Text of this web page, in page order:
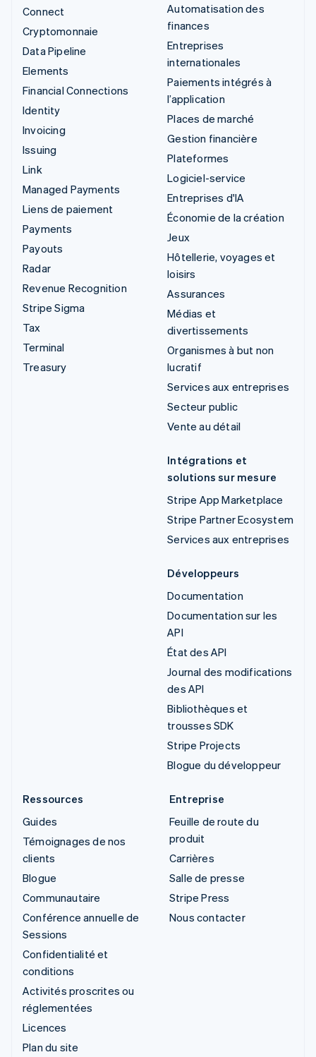
Connect
Cryptomonnaie
Data Pipeline
Elements
Financial Connections
Identity
Invoicing
Issuing
Link
Managed Payments
Liens de paiement
Payments
Payouts
Radar
Revenue Recognition
Stripe Sigma
Tax
Terminal
Treasury
Automatisation des
finances
Entreprises
internationales
Paiements intégrés à
l’application
Places de marché
Gestion financière
Plateformes
Logiciel-service
Entreprises d'IA
Économie de la création
Jeux
Hôtellerie, voyages et
loisirs
Assurances
Médias et
divertissements
Organismes à but non
lucratif
Services aux entreprises
Secteur public
Vente au détail
Intégrations et
solutions sur mesure
Stripe App Marketplace
Stripe Partner Ecosystem
Services aux entreprises
Développeurs
Documentation
Documentation sur les
API
État des API
Journal des modifications
des API
Bibliothèques et
trousses SDK
Stripe Projects
Blogue du développeur
Ressources
Guides
Témoignages de nos
clients
Blogue
Communautaire
Conférence annuelle de
Sessions
Confidentialité et
conditions
Activités proscrites ou
réglementées
Licences
Plan du site
Entreprise
Feuille de route du
produit
Carrières
Salle de presse
Stripe Press
Nous contacter